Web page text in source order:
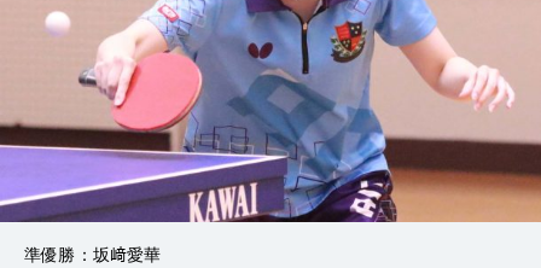
準優勝：坂﨑愛華